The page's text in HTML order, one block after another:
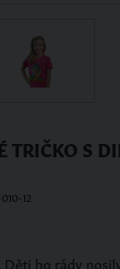
TRIČKO S
12
ho rády